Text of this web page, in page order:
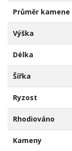
Průměr kamene
Výška
Délka
Šířka
Ryzost
Rhodiováno
Kameny